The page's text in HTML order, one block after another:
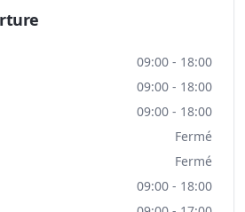
09:00 - 18:00
09:00 - 18:00
09:00 - 18:00
Fermé
Fermé
09:00 - 18:00